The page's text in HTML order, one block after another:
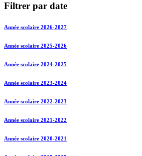
Filtrer par date
Année scolaire 2026-2027
Année scolaire 2025-2026
Année scolaire 2024-2025
Année scolaire 2023-2024
Année scolaire 2022-2023
Année scolaire 2021-2022
Année scolaire 2020-2021